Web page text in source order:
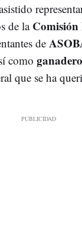
de laComisión
de
como
que se ha